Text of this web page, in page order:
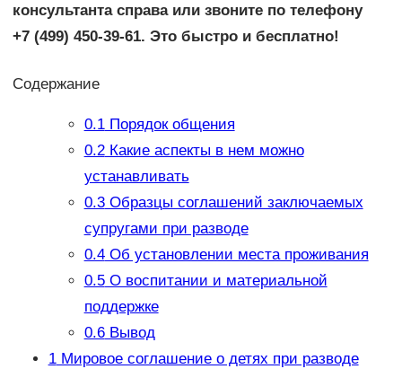
консультанта справа или звоните по телефону
+7 (499) 450-39-61. Это быстро и бесплатно!
Содержание
0.1Порядок общения
0.2Какие аспекты в нем можно
устанавливать
0.3Образцы соглашений заключаемых
супругами при разводе
0.4Об установлении места проживания
0.5О воспитании и материальной
поддержке
0.6Вывод
1Мировое соглашение о детях при разводе